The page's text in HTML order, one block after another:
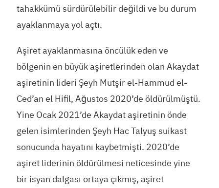
tahakkümü sürdürülebilir değildi ve bu durum
ayaklanmaya yol açtı.
Aşiret ayaklanmasına öncülük eden ve
bölgenin en büyük aşiretlerinden olan Akaydat
aşiretinin lideri Şeyh Mutşir el-Hammud el-
Ced’an el Hifil, Ağustos 2020’de öldürülmüştü.
Yine Ocak 2021’de Akaydat aşiretinin önde
gelen isimlerinden Şeyh Hac Talyuş suikast
sonucunda hayatını kaybetmişti. 2020’de
aşiret liderinin öldürülmesi neticesinde yine
bir isyan dalgası ortaya çıkmış, aşiret